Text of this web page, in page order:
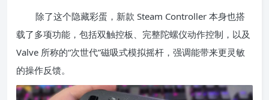
除了这个隐藏彩蛋，新款 Steam Controller 本身也搭
载了多项功能，包括双触控板、完整陀螺仪动作控制，以及
Valve 所称的“次世代”磁吸式模拟摇杆，强调能带来更灵敏
的操作反馈。